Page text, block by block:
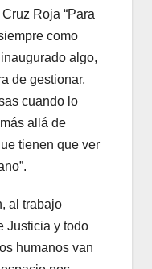
Roja “Para
como
algo,
de gestionar,
cuando lo
allá de
tienen que ver
al trabajo
Justicia y todo
humanos van